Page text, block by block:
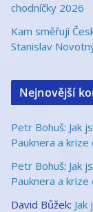
chodníčky 2026
Kam směřují
Stanislav
Nejnovější
Petr Bohuš: Jak
Pauknera a
Petr Bohuš: Jak
Pauknera a
David Bůžek: